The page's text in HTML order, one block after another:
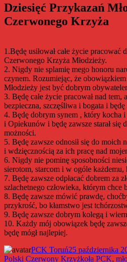
Dziesięć Przykazań
Czerwonego Krzyża
1.Będę usiłował całe życie pracować
Czerwonego Krzyża Młodzieży.
2. Nigdy nie splamię mego honoru
czynem. Rozumiejąc, że
Młodzieży jest być dobrym
3. Będę całe życie pracował nad tem,
bezpieczna, szczęśliwa i bogata i będę
4. Będę dobrym synem , który kocha
i Opiekunów i będę zawsze starał się
możności.
5. Będę zawsze odnosił się do moich
i wdzięcznością za ich pracę nad
6. Nigdy nie pominę sposobności
sierotom, starcom i w ogóle
7. Będę zawsze odpłacać dobrem za
szlachetnego człowieka, którym chce
8. Będę zawsze mówić prawdę,
przykrość, bo kłamstwo jest
9. Będę zawsze dobrym kolegą i
10. Każdy mój obowiązek będę
będę mógł najlepiej.
Autor
PCK ToruńData
publikacji
25 października
Polski Czerwony KrzyżTagi
koła PCK,